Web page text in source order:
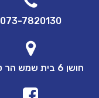
073-7820130
חושן 6 בית שמש הר טוב ב'